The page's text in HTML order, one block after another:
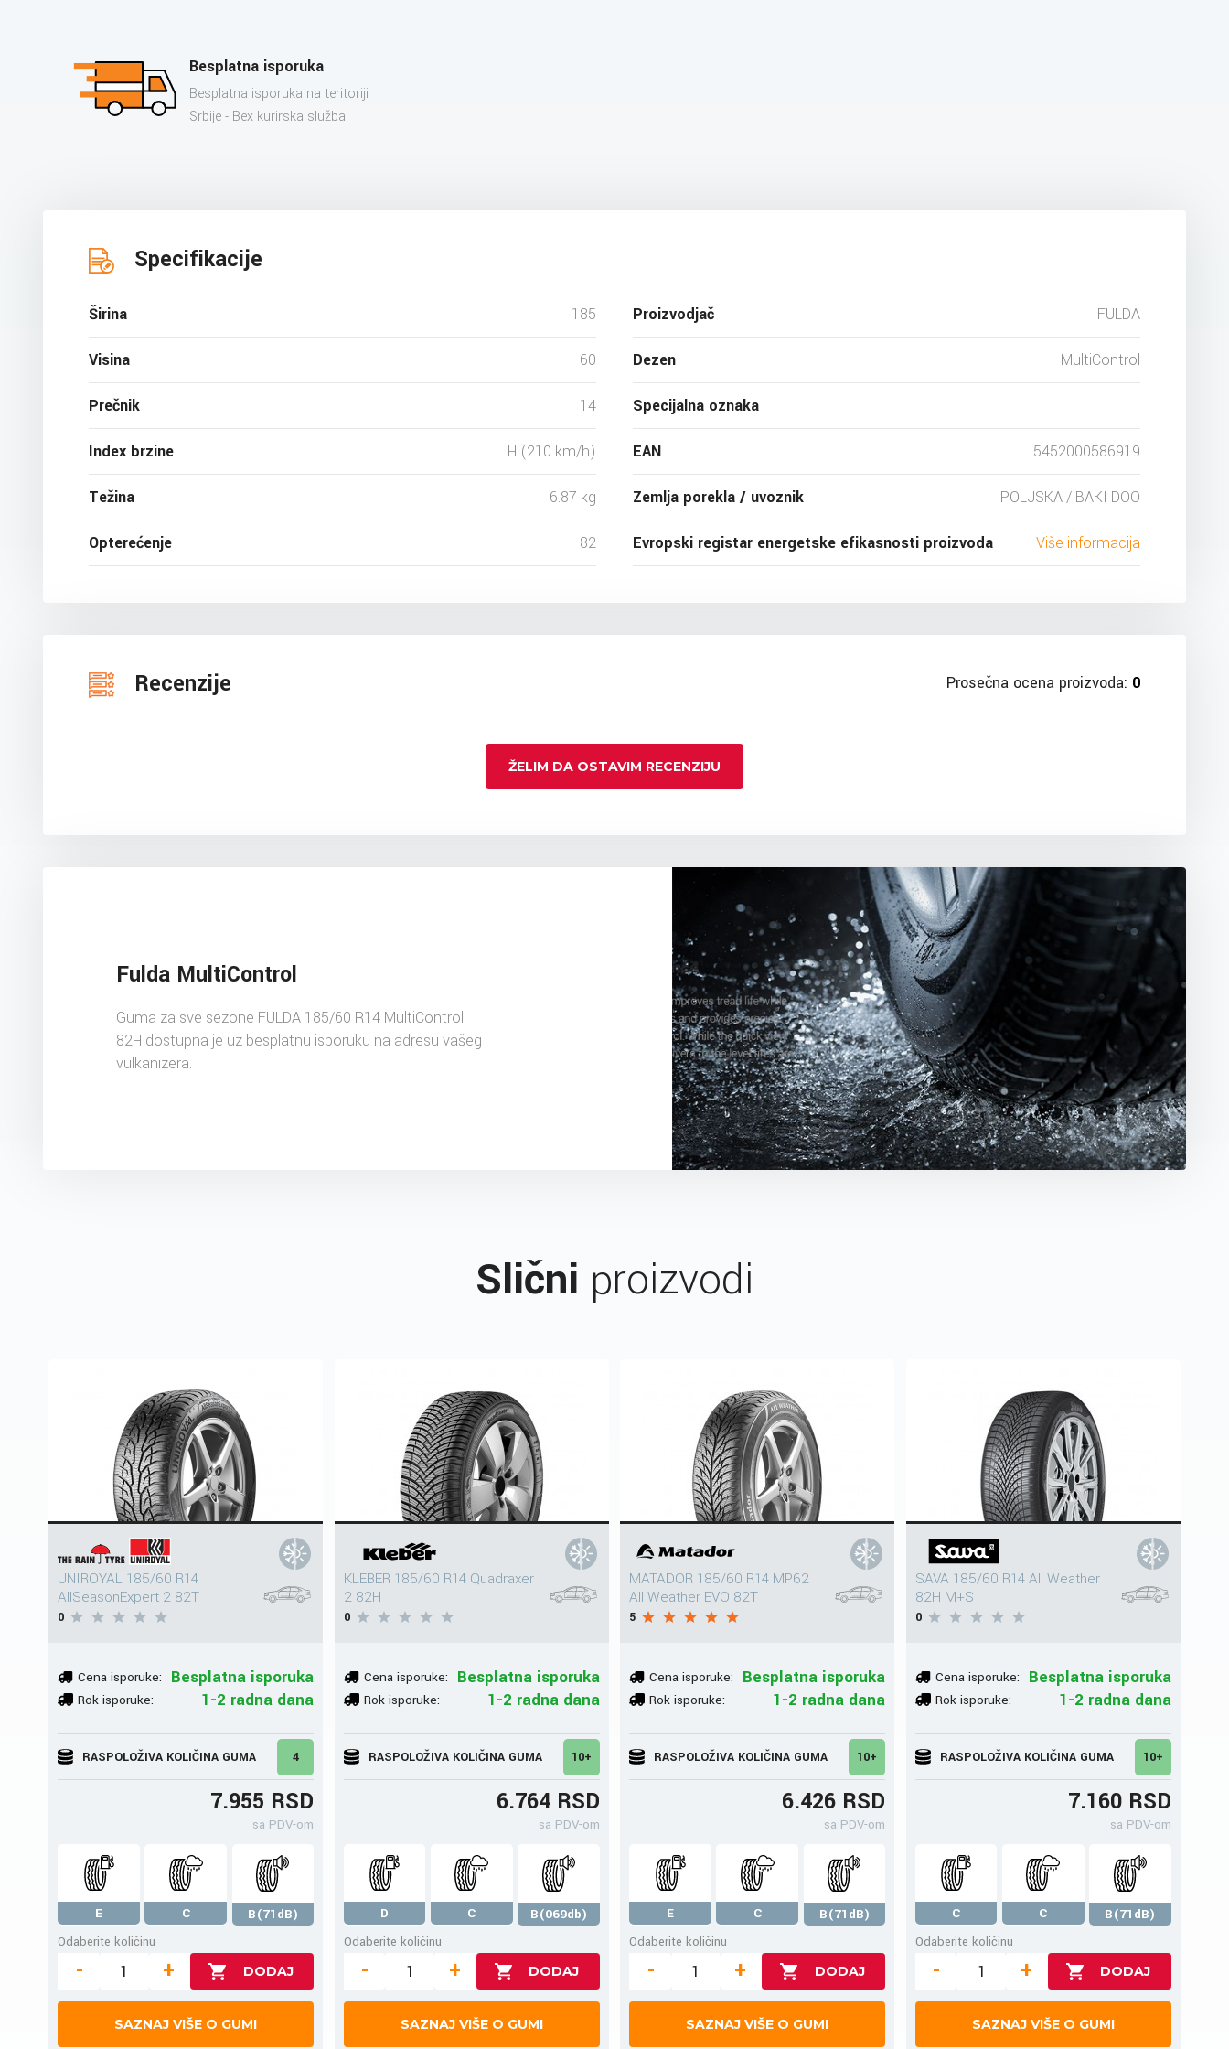
Besplatna isporuka
Besplatna isporuka na teritoriji
Srbije - Bex kurirska služba
Specifikacije
Širina 185
Visina 60
Prečnik 14
Index brzine H (210 km/h)
Težina 6.87 kg
Opterećenje 82
Proizvodjač FULDA
Dezen MultiControl
Specijalna oznaka
EAN 5452000586919
Zemlja porekla / uvoznik POLJSKA / BAKI DOO
Evropski registar energetske efikasnosti proizvoda Više informacija
Recenzije Prosečna ocena proizvoda: 0
ŽELIM DA OSTAVIM RECENZIJU
Fulda MultiControl
Guma za sve sezone FULDA 185/60 R14 MultiControl
82H dostupna je uz besplatnu isporuku na adresu vašeg
vulkanizera.
Slični proizvodi
UNIROYAL 185/60 R14
AllSeasonExpert 2 82T
0
Cena isporuke: Besplatna isporuka
Rok isporuke: 1-2 radna dana
RASPOLOŽIVA KOLIČINA GUMA 4
7.955 RSD
sa PDV-om
E C
B(71dB)
Odaberite količinu
- +
SAZNAJ VIŠE O GUMI
KLEBER 185/60 R14 Quadraxer
2 82H
0
Cena isporuke: Besplatna isporuka
Rok isporuke: 1-2 radna dana
RASPOLOŽIVA KOLIČINA GUMA 10+
6.764 RSD
sa PDV-om
D C
B(069db)
Odaberite količinu
- +
SAZNAJ VIŠE O GUMI
MATADOR 185/60 R14 MP62
All Weather EVO 82T
5
Cena isporuke: Besplatna isporuka
Rok isporuke: 1-2 radna dana
RASPOLOŽIVA KOLIČINA GUMA 10+
6.426 RSD
sa PDV-om
E C
B(71dB)
Odaberite količinu
- +
SAZNAJ VIŠE O GUMI
SAVA 185/60 R14 All Weather
82H M+S
0
Cena isporuke: Besplatna isporuka
Rok isporuke: 1-2 radna dana
RASPOLOŽIVA KOLIČINA GUMA 10+
7.160 RSD
sa PDV-om
C C
B(71dB)
Odaberite količinu
- +
SAZNAJ VIŠE O GUMI